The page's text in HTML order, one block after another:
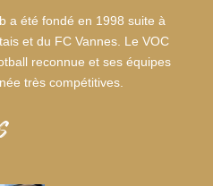
a été fondé en 1998 suite à
et du FC Vannes. Le VOC
reconnue et ses équipes
très compétitives.